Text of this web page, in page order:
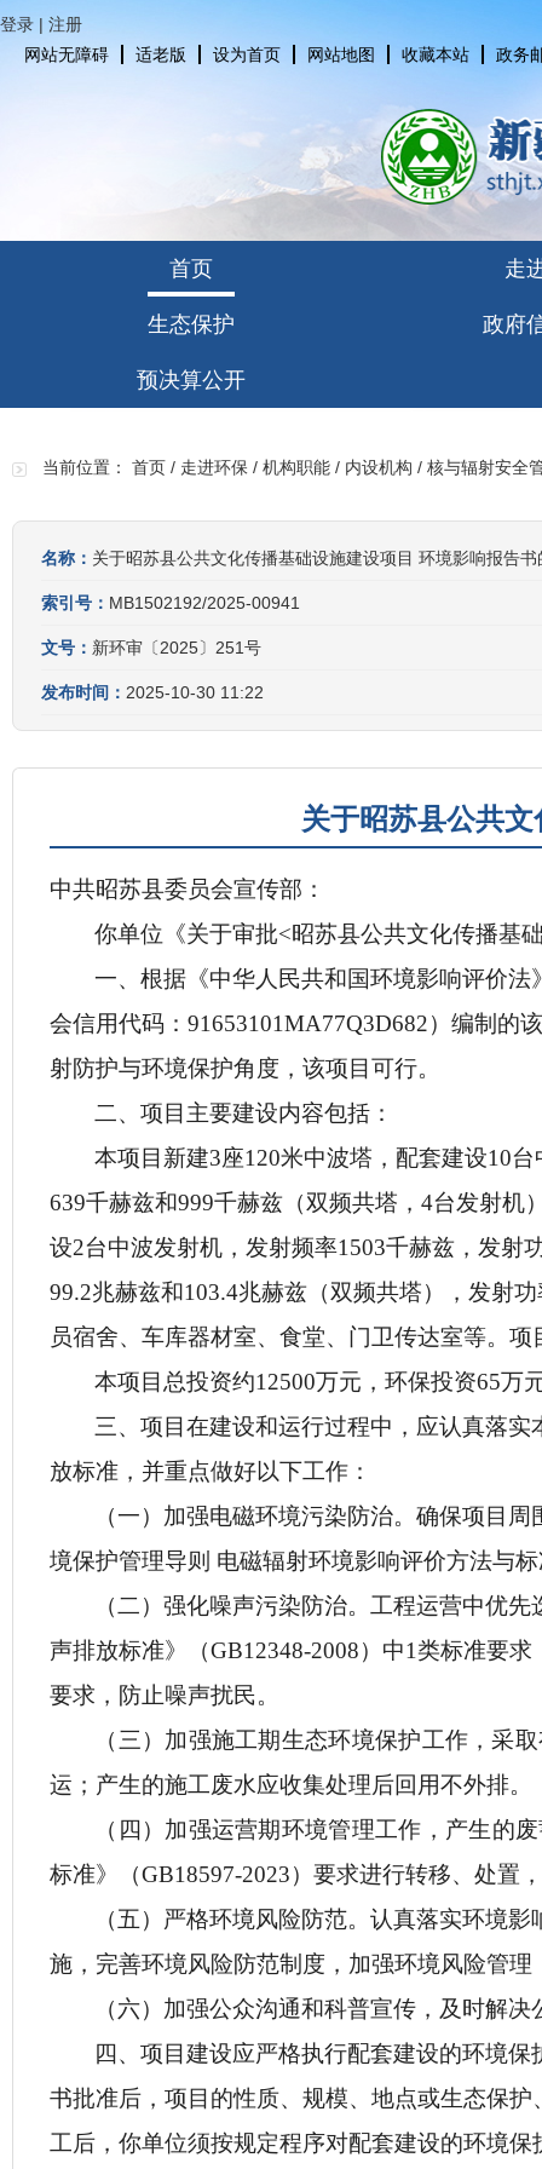
登录 | 注册
网站无障碍
适老版 设为首页 网站地图 收藏本站 政务
首页 走
生态保护 政府
预决算公开
当前位置： 首页 / 走进环保 / 机构职能 / 内设机构 / 核与辐射安全
名称： 关于昭苏县公共文化传播基础设施建设项目 环境影响报告书
索引号： MB1502192/2025-00941
文号： 新环审〔2025〕251号
发布时间： 2025-10-30 11:22
关于昭苏县公共
中共昭苏县委员会宣传部 ：
你单位 《关于审批<昭苏县公共文化传播基
一、根据《中华人民共和国环境影响评价
会信用代码： 91653101MA77Q3D682）编制的
射防护与环境保护角度，该项目可行。
二、项目主要建设内容包括：
本项目 新建3座120米中波塔，配套建设10
639千赫兹和999千赫兹（双频共塔， 4台发射机
设2台中波发射机， 发射频率1503千赫兹，发射
99.2兆赫兹和103.4兆赫兹（双频共塔），发射
员宿舍、车库器材室、食堂、门卫传达室等。 项
本项目总投资约12500万元，环保投资65万
三、项目在建设和运行过程中，应认真落实
放标准，并重点做好以下工作：
（一） 加强电磁环境污染防治。确保项目 周
境保护管理导则 电磁辐射环境影响评价方法与
（二）强化噪声污染防治。工程运营中优
声排放标准》（GB12348-2008）中1类标准要求
要求，防止噪声扰民。
（三）加强施工期生态环境保护工作，采
运；产生的施工废水应收集处理后回用不外排。
（ 四）加强运营期环境管理工作，产生的废
标准》（GB18597-2023）要求进行转移、处置
（五） 严格环境风险防范。认真落实环境影
施 ， 完善环境风险防范制度，加强环境风险管理
（六） 加强公众沟通和科普宣传，及时解
四、项目建设应严格执行配套建设的环境
书批准后，项目的性质、规模、地点或生态保
工后，你单位须按规定程序对配套建设的环境